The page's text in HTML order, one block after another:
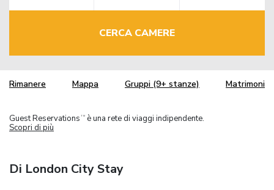
CERCA CAMERE
Rimanere Mappa Gruppi (9+ stanze) Matrimoni
Guest Reservations TM
è una rete di viaggi indipendente.
Scopri di più
Di London City Stay